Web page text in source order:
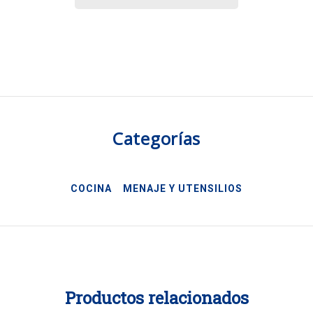
Categorías
COCINA MENAJE Y UTENSILIOS
Productos relacionados